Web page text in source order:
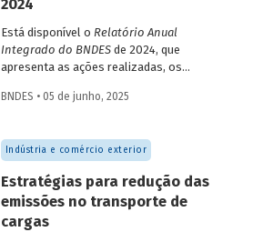
2024
Está disponível o Relatório Anual
Integrado do BNDESde 2024, que
apresenta as ações realizadas, os
sua atuação no ano passado. O
contribuiu com a retomada do
crescimento do país, tendo se fortalecido
como grande vetor da
neoindustrialização e do fomento à
inovação, à transição energética, à
economia verde e aos investimentos de
BNDES • 05 de junho, 2025
Indústria e comércio exterior
Estratégias para redução das
emissões no transporte de
cargas